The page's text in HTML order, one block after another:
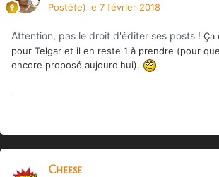
Posté(e) le 7 février 2018
Attention, pas le droit d'éditer ses posts ! Ça
pour Telgar et il en reste 1 à prendre (pour
encore proposé aujourd'hui).
Cheese